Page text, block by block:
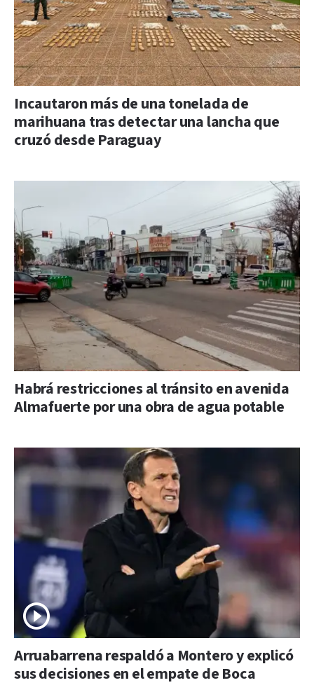
Incautaron más de una tonelada de
marihuana tras detectar una lancha que
cruzó desde Paraguay
Habrá restricciones al tránsito en avenida
Almafuerte por una obra de agua potable
Arruabarrena respaldó a Montero y explicó
sus decisiones en el empate de Boca